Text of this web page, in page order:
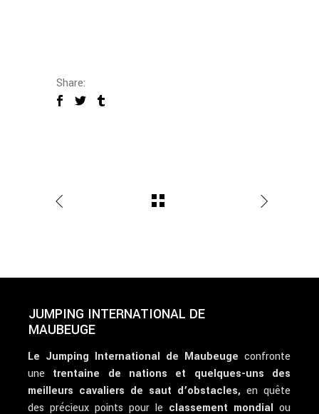
Share:
JUMPING INTERNATIONAL DE
MAUBEUGE
Le Jumping International de Maubeuge confronte
une trentaine de nations et quelques-uns des
meilleurs cavaliers de saut d’obstacles, en quête
des précieux points pour le classement mondial ou